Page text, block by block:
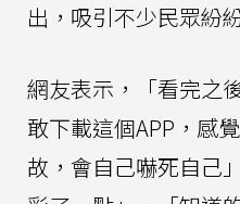
出，吸引不少民眾紛
網友表示，「看完之
敢下載這個APP，感
故，會自己嚇死自己